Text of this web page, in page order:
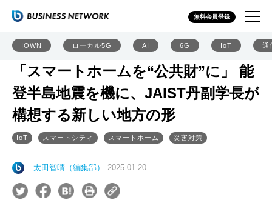
無料会員登録
IOWN ローカル5G AI 6G IoT 通
「スマートホームを“公共財”に」 能
登半島地震を機に、JAIST丹副学長が
構想する新しい地方の形
IoT スマートシティ スマートホーム 災害対策
太田智晴（編集部） 2025.01.20